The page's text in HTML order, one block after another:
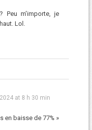
Peu m’importe, je
Lol.
at 8 h 30 min
en baisse de 77% »